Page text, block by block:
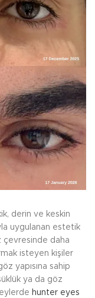
derin ve keskin
uygulanan estetik
çevresinde daha
isteyen kişiler
yapısına sahip
ya da göz
hunter eyes